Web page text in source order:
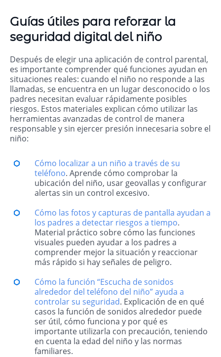
Guías útiles para reforzar la
seguridad digital del niño
Después de elegir una aplicación de control parental,
es importante comprender qué funciones ayudan en
situaciones reales: cuando el niño no responde a las
llamadas, se encuentra en un lugar desconocido o los
padres necesitan evaluar rápidamente posibles
riesgos. Estos materiales explican cómo utilizar las
herramientas avanzadas de control de manera
responsable y sin ejercer presión innecesaria sobre el
niño:
Cómo localizar a un niño a través de su
teléfono. Aprende cómo comprobar la
ubicación del niño, usar geovallas y configurar
alertas sin un control excesivo.
Cómo las fotos y capturas de pantalla ayudan a
los padres a detectar riesgos a tiempo.
Material práctico sobre cómo las funciones
visuales pueden ayudar a los padres a
comprender mejor la situación y reaccionar
más rápido si hay señales de peligro.
Cómo la función “Escucha de sonidos
alrededor del teléfono del niño” ayuda a
controlar su seguridad. Explicación de en qué
casos la función de sonidos alrededor puede
ser útil, cómo funciona y por qué es
importante utilizarla con precaución, teniendo
en cuenta la edad del niño y las normas
familiares.